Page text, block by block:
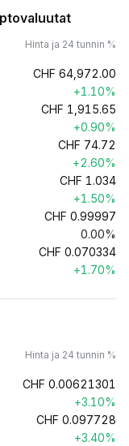
Hinta ja 24 tunnin %
CHF 64,972.00
+1.10%
CHF 1,915.65
+0.90%
CHF 74.72
+2.60%
CHF 1.034
+1.50%
CHF 0.99997
0.00%
CHF 0.070334
+1.70%
Hinta ja 24 tunnin %
CHF 0.00621301
+3.10%
CHF 0.097728
+3.40%